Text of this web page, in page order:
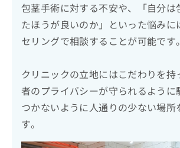
包茎手術に対する不安や、「自分は
たほうが良いのか」といった悩みに
セリングで相談することが可能です。
クリニックの立地にはこだわりを持
者のプライバシーが守られるように
つかないように人通りの少ない場所
す。